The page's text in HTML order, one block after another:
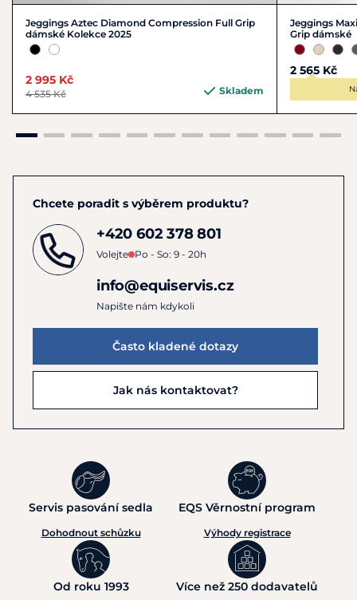
Jeggings Aztec Diamond Compression Full Grip
dámské Kolekce 2025
2 995 Kč
4 535 Kč Skladem
Jeggings
Grip dámské
2 565 Kč
Chcete poradit s výběrem produktu?
+420 602 378 801
Volejte Po - So: 9 - 20h
info@equiservis.cz
Napište nám kdykoli
Často kladené dotazy
Jak nás kontaktovat?
Servis pasování sedla
Dohodnout schůzku
EQS Věrnostní program
Výhody registrace
Od roku 1993 Více než 250 dodavatelů